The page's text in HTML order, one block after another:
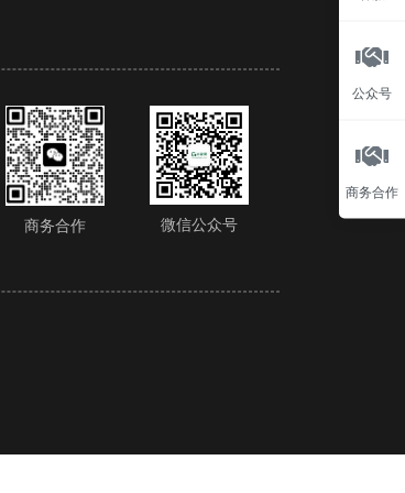
商务合作 微信公众号
公众号
商务合作